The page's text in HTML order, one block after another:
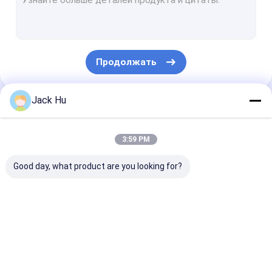
Грузовик для туалета
Шина пассажира авиапорта
Продолжать
Наши Категории
Jack Hu
3:59 PM
Good day, what product are you looking for?